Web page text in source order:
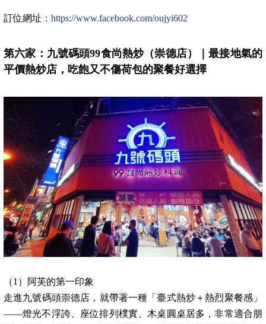
訂位網址： https://www.facebook.com/oujyi602
第六家：九號碼頭99食尚熱炒（崇德店）｜最接地氣的
平價熱炒店，吃飽又不傷荷包的聚餐好選擇
（1）阿芙的第一印象
走進九號碼頭崇德店，就帶著一種「臺式熱炒＋熱烈聚餐感」
——燈光不浮誇、座位排列樸實、木桌圓桌居多，非常適合朋